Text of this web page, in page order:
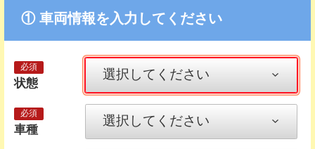
① 車両情報を入力してください
状態
車種